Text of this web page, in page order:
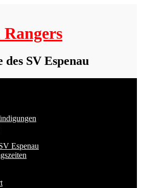
Rangers
SV Espenau
Espenau